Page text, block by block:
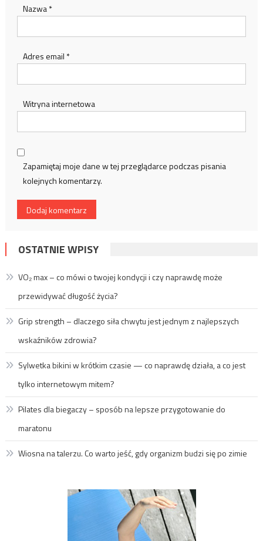
Nazwa*
Adres email *
Witryna internetowa
Zapamiętaj moje dane w tej przeglądarce podczas pisania
kolejnych komentarzy.
OSTATNIE WPISY
VO₂ max – co mówi o twojej kondycji i czy naprawdę może
przewidywać długość życia?
Grip strength – dlaczego siła chwytu jest jednym z najlepszych
wskaźników zdrowia?
Sylwetka bikini w krótkim czasie — co naprawdę działa, a co jest
tylko internetowym mitem?
Pilates dla biegaczy – sposób na lepsze przygotowanie do
maratonu
Wiosna na talerzu. Co warto jeść, gdy organizm budzi się po zimie